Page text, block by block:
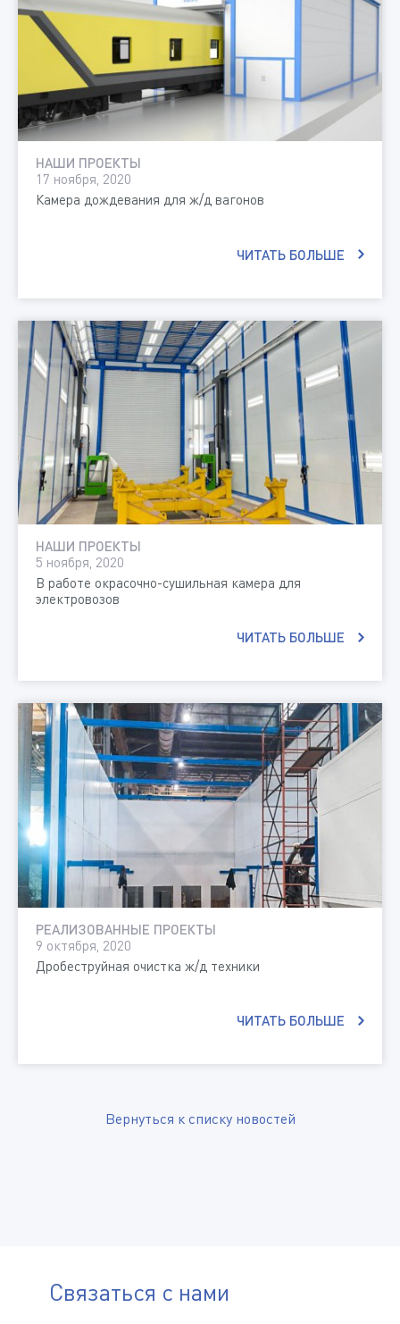
НАШИ ПРОЕКТЫ
17 ноября, 2020
Камера дождевания для ж/д вагонов
ЧИТАТЬ БОЛЬШЕ
НАШИ ПРОЕКТЫ
5 ноября, 2020
В работе окрасочно-сушильная камера для
электровозов
ЧИТАТЬ БОЛЬШЕ
РЕАЛИЗОВАННЫЕ ПРОЕКТЫ
9 октября, 2020
Дробеструйная очистка ж/д техники
ЧИТАТЬ БОЛЬШЕ
Вернуться к списку новостей
Связаться с нами